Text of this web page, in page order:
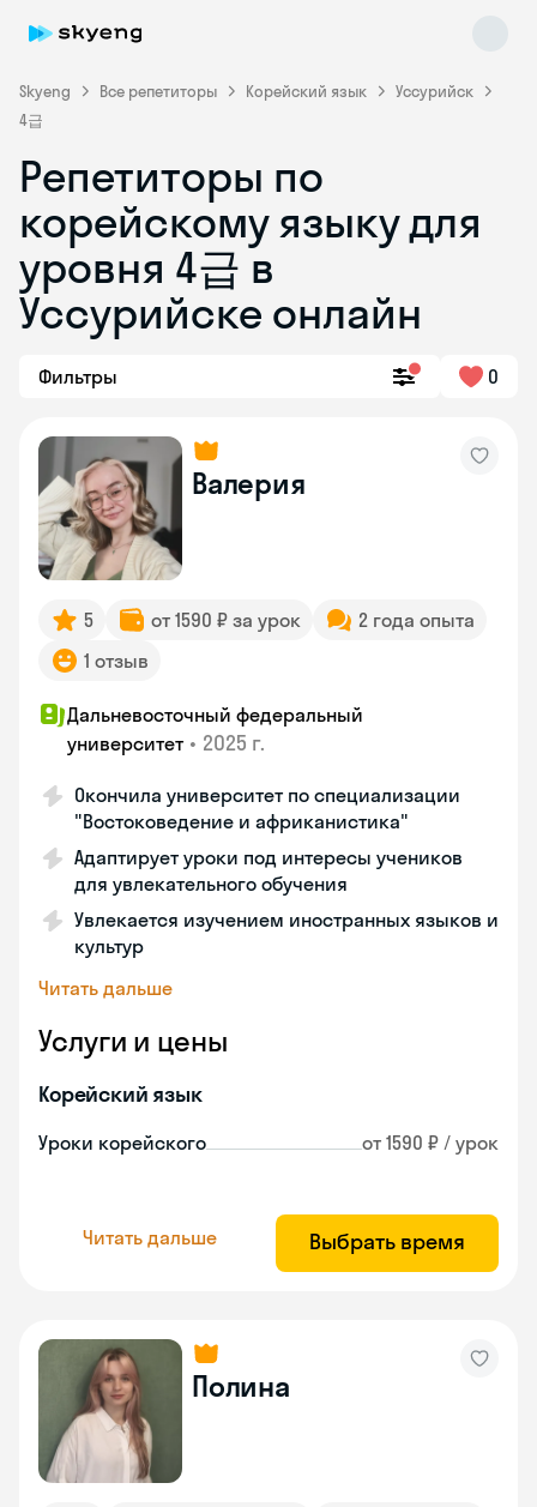
Skyeng Все репетиторы Корейский язык
Уссурийск
4급
Репетиторы по
корейскому языку для
уровня 4급 в
Уссурийске онлайн
Фильтры 0
Валерия
5 от 1590 ₽ за урок
2 года опыта
1 отзыв
Дальневосточный федеральный
университет • 2025 г.
Окончила университет по специализации
"Востоковедение и африканистика"
Адаптирует уроки под интересы учеников
для увлекательного обучения
Увлекается изучением иностранных языков и
культур
Читать дальше
Услуги и цены
Корейский язык
Уроки корейского от 1590 ₽ / урок
Читать дальше Выбрать время
Полина
Skyeng Chat
online